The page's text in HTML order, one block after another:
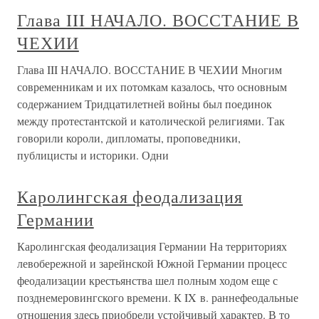
Глава III НАЧАЛО. ВОССТАНИЕ В
ЧЕХИИ
Глава III НАЧАЛО. ВОССТАНИЕ В ЧЕХИИ Многим
современникам и их потомкам казалось, что основным
содержанием Тридцатилетней войны был поединок
между протестантской и католической религиями. Так
говорили короли, дипломаты, проповедники,
публицисты и историки. Одни
Каролингская феодализация
Германии
Каролингская феодализация Германии На территориях
левобережной и зарейнской Южной Германии процесс
феодализации крестьянства шел полным ходом еще с
позднемеровингского времени. К IX в. раннефеодальные
отношения здесь приобрели устойчивый характер. В то